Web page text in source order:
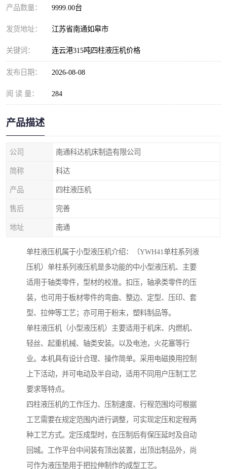
产品数量： 9999.00台
发货地址： 江苏省南通如皋市
关键词： 连云港315吨四柱液压机价格
发布日期： 2026-08-08
阅 读 量： 284
产品描述
公司 南通科达机床制造有限公司
简称 科达
产品 四柱液压机
售后 完善
地址 南通
单柱液压机属于小型液压机介绍：（YWH41单柱系列液
压机）单柱系列液压机是多功能的中小型液压机、主要
适用于轴类零件，型材的校准。扣压，轴承类零件的压
装，也可用于板材零件的弯曲、整边、定型、压印、套
型、拉伸等工艺；亦可用于粉末，塑料制品等。
单柱液压机（小型液压机）主要适用于机床、内燃机、
轻丝、起重机械、轴类安装。以及电池，火花塞等行
业。本机具有设计合理、操作简单。采用电磁换用控制
上下活动，并可电动及半自动，适用不同用户压制工艺
要求等特点。
四柱液压机的工作压力、压制速度、行程范围均可根据
工艺需要在规定范围内进行调整，可实现定压和定程两
种工艺方式。定压成型时，在压制后有保压延时及自动
回城。工作平台中间装有顶出装置，出顶出制品外，尚
可作为液压垫用于把拉伸制作的成型工艺。